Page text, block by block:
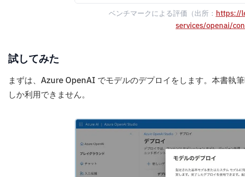
ベンチマークによる評価（出所： https://
services/openai/
試してみた
まずは、Azure OpenAI でモデルのデプロイをします。本書執
しか利用できません。